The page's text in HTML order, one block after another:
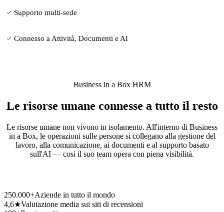
Supporto multi-sede
Connesso a Attività, Documenti e AI
Business in a Box HRM
Le risorse umane connesse a tutto il resto
Le risorse umane non vivono in isolamento. All'interno di Business
in a Box, le operazioni sulle persone si collegano alla gestione del
lavoro, alla comunicazione, ai documenti e al supporto basato
sull'AI — così il suo team opera con piena visibilità.
250.000+Aziende in tutto il mondo
4,6★Valutazione media sui siti di recensioni